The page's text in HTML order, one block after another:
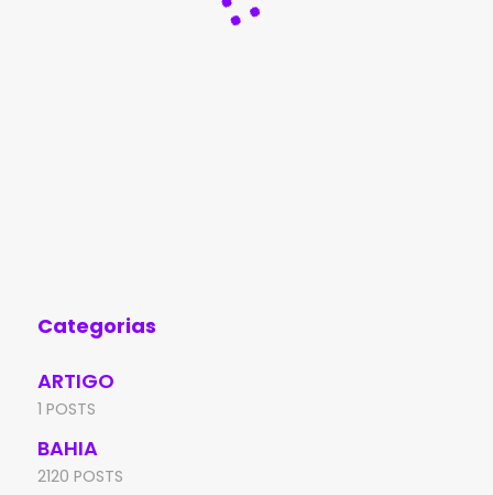
Categorias
ARTIGO
1 POSTS
BAHIA
2120 POSTS